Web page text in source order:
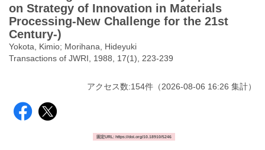
on Strategy of Innovation in Materials
Processing-New Challenge for the 21st
Century-)
Yokota, Kimio; Morihana, Hideyuki
Transactions of JWRI, 1988, 17(1), 223-239
アクセス数:154件 （2026-08-06 16:26 集計）
固定URL: https://doi.org/10.18910/5246